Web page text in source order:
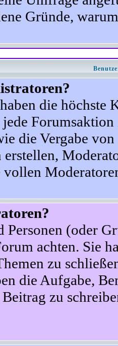
Gründe,
die höchste
jede
die Vergabe
Personen (oder
achten. Sie
zu
die Aufgabe,
zu